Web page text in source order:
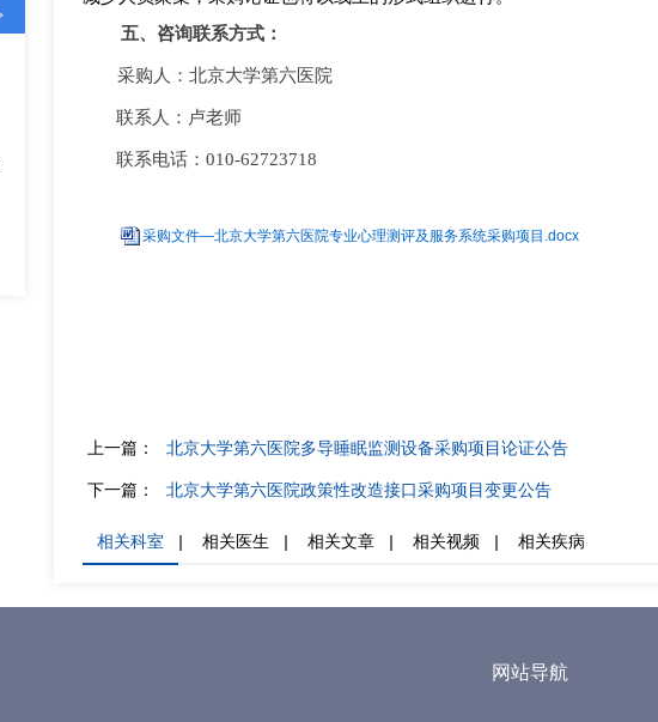
五、 咨询联系方式：
采购人：北京大学第六医院
联系人： 卢老师
联系电话： 010-62723718
采购文件—北京大学第六医院专业心理测评及服务系统采购项目.docx
上一篇： 北京大学第六医院多导睡眠监测设备采购项目论证公告
下一篇： 北京大学第六医院政策性改造接口采购项目变更公告
相关科室 | 相关医生 | 相关文章 | 相关视频 | 相关疾病
网站导航